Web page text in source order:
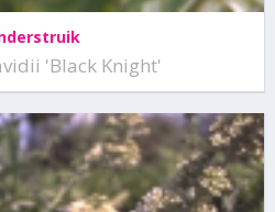
'Black Knight'